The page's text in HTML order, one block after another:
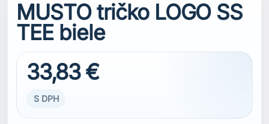
MUSTO tričko LOGO SS
TEE biele
33,83 €
S DPH